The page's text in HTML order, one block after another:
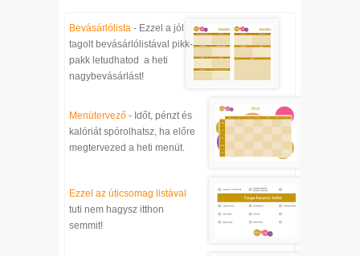
Bevásárlólista - Ezzel a jól
tagolt bevásárlólistával pikk-
pakk letudhatod a heti
nagybevásárlást!
Menütervező - Időt, pénzt és
kalóriát spórolhatsz, ha előre
megtervezed a heti menüt.
Ezzel az úticsomag listával
tuti nem hagysz itthon
semmit!